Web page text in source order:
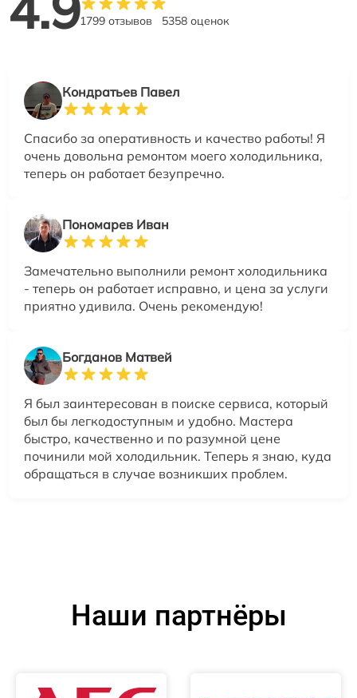
1799 отзывов 5358 оценок
Кондратьев Павел
Спасибо за оперативность и качество работы! Я
очень довольна ремонтом моего холодильника,
теперь он работает безупречно.
Пономарев Иван
Замечательно выполнили ремонт холодильника
- теперь он работает исправно, и цена за услуги
приятно удивила. Очень рекомендую!
Богданов Матвей
Я был заинтересован в поиске сервиса, который
был бы легкодоступным и удобно. Мастера
быстро, качественно и по разумной цене
починили мой холодильник. Теперь я знаю, куда
обращаться в случае возникших проблем.
Наши партнёры